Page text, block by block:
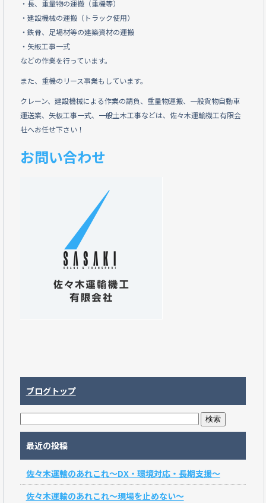
・長、重量物の運搬（重機等）
・建設機械の運搬（トラック使用）
・鉄骨、足場材等の建築資材の運搬
・矢板工事一式
などの作業を行っています。
また、重機のリース事業もしています。
クレーン、建設機械による作業の請負、重量物運搬、一般貨物自動車
運送業、矢板工事一式、一般土木工事などは、佐々木運輸機工有限会
社へお任せ下さい！
お問い合わせ
ブログトップ
最近の投稿
佐々木運輸のあれこれ～DX・環境対応・長期支援～
佐々木運輸のあれこれ～現場を止めない～